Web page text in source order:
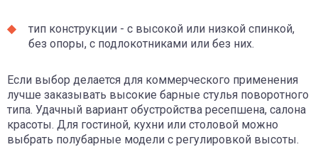
тип конструкции - с высокой или низкой спинкой,
без опоры, с подлокотниками или без них.
Если выбор делается для коммерческого применения
лучше заказывать высокие барные стулья поворотного
типа. Удачный вариант обустройства ресепшена, салона
красоты. Для гостиной, кухни или столовой можно
выбрать полубарные модели с регулировкой высоты.